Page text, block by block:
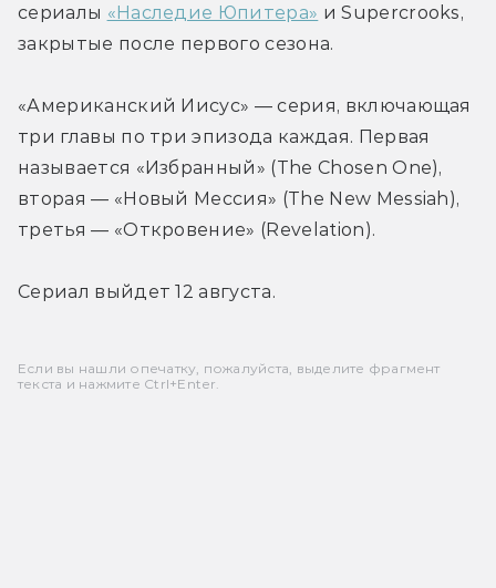
сериалы «Наследие Юпитера» и Superсroоks,
закрытые после первого сезона.
«Американский Иисус» — серия, включающая
три главы по три эпизода каждая. Первая
называется «Избранный» (The Chosen One),
вторая — «Новый Мессия» (The New Messiah),
третья — «Откровение» (Revelation).
Сериал выйдет 12 августа.
Если вы нашли опечатку, пожалуйста, выделите фрагмент
текста и нажмите Ctrl+Enter.